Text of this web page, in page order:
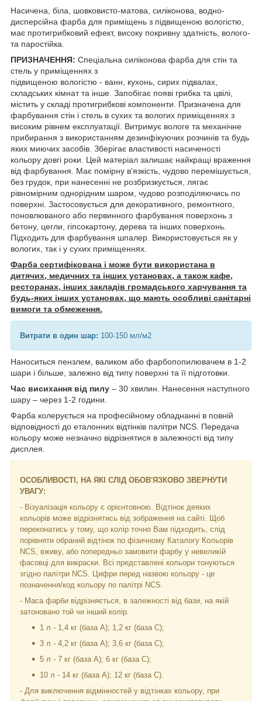
Насичена, біла, шовковисто-матова, силіконова, водно-
дисперсійна фарба для приміщень з підвищеною вологістю,
має протигрибковий ефект, високу покривну здатність, волого-
та паростійка.
ПРИЗНАЧЕННЯ: Спеціальна силіконова фарба для стін та
стель у приміщеннях з
підвищеною вологістю - ванн, кухонь, сирих підвалах,
складських кімнат та інше. Запобігає появі грибка та цвілі,
містить у складі протигрибкові компоненти. Призначена для
фарбування стін і стель в сухих та вологих приміщеннях з
високим рівнем експлуатації. Витримує вологе та механічне
прибирання з використанням дезинфікуючих розчинів та будь
яких миючих засобів. Зберігає властивості насиченості
кольору довгі роки. Цей матеріал залишає найкращі враження
від фарбування. Має помірну в'язкість, чудово перемішується,
без грудок, при нанесенні не розбризкується, лягає
рівномірним однорідним шаром, чудово розподіляючись по
поверхні. Застосовується для декоративного, ремонтного,
поновлюваного або первинного фарбування поверхонь з
бетону, цегли, гіпсокартону, дерева та інших поверхонь.
Підходить для фарбування шпалер. Використовується як у
вологих, так і у сухих приміщеннях.
Фарба сертифікована і може бути використана в
дитячих, медичних та інших установах, а також кафе,
ресторанах, інших закладів громадського харчування та
будь-яких інших установах, що мають особливі санітарні
вимоги та обмеження.
Витрати в один шар: 100-150 мл/м2
Наноситься пензлем, валиком або фарбопопилювачем в 1-2
шари і більше, залежно від типу поверхні та її підготовки.
Час висихання від пилу – 30 хвилин. Нанесення наступного
шару – через 1-2 години.
Фарба колерується на професійному обладнанні в повній
відповідності до еталонних відтінків палітри NCS. Передача
кольору може незначно відрізнятися в залежності від типу
дисплея.
ОСОБЛИВОСТІ, НА ЯКІ СЛІД ОБОВ'ЯЗКОВО ЗВЕРНУТИ
УВАГУ:
- Візуалізація кольору є орієнтовною. Відтінок деяких
кольорів може відрізнятись від зображення на сайті. Щоб
переконатись у тому, що колір точно Вам підходить, слід
порівняти обраний відтінок по фізичному Каталогу Кольорів
NCS, вживу, або попередньо замовити фарбу у невеликій
фасовці для викраски. Всі представлені кольори тонуються
згідно палітри NCS. Цифри перед назвою кольору - це
позначення/код кольору по палітрі NCS.
- Маса фарби відрізняється, в залежності від бази, на якій
затоновано той чи інший колір.
1 л - 1,4 кг (база А); 1,2 кг (база С);
3 л - 4,2 кг (база А); 3,6 кг (база C);
5 л - 7 кг (база А); 6 кг (база С);
10 л - 14 кг (база А); 12 кг (база С).
- Для виключення відмінностей у відтінках кольору, при